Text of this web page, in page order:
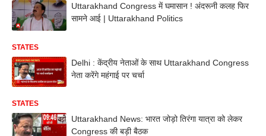
Uttarakhand Congress में घमासान ! अंदरूनी कलह फिर
सामने आई | Uttarakhand Politics
STATES
Delhi : केंद्रीय नेताओं के साथ Uttarakhand Congress
नेता करेंगे महंगाई पर चर्चा
STATES
Uttarakhand News: भारत जोड़ो तिरंगा यात्रा को लेकर
Congress की बड़ी बैठक